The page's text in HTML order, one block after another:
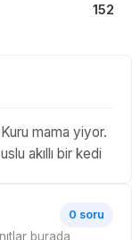
152
mama yiyor.
akıllı bir kedi
0 soru
burada